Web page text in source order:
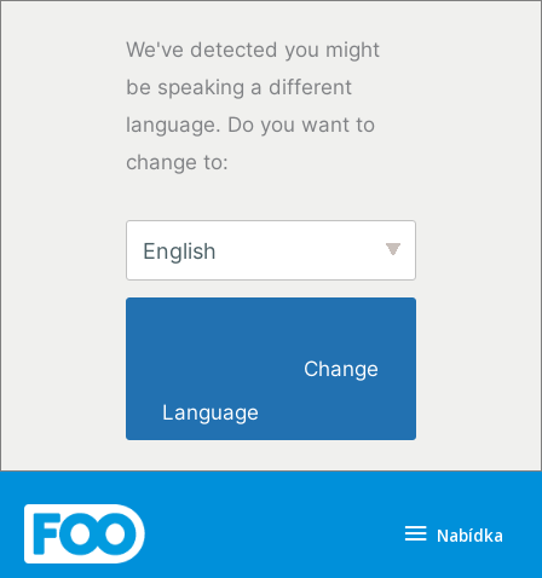
We've detected you might
be speaking a different
language. Do you want to
change to:
English
Language
Nabídka